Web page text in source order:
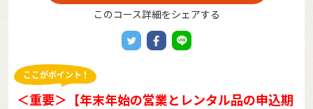
このコース詳細をシェアする
＜重要＞【年末年始の営業とレンタル品の申込期